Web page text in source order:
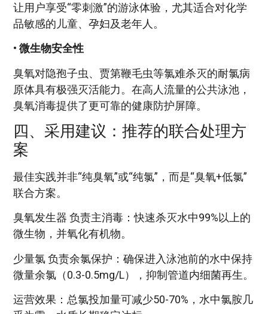
让用户享受“零刺激”的游泳体验，尤其适合对化学
品敏感的儿童、孕妇及老年人。
• 微生物安全性
臭氧对隐孢子虫、贾第鞭毛虫等氯难杀灭的耐氯病
原体具有极强灭活能力。在高人流量的公共泳池，
臭氧消毒提供了更可靠的健康防护屏障。
四、采用建议：推荐的联合处理方
案
最佳实践并非“纯臭氧”或“纯氯”，而是“臭氧+低氯”
联合方案。
臭氧发生器 负责主消毒：快速杀灭水中99%以上的
微生物，并氧化有机物。
少量氯 负责余氯保护：确保进入泳池前的水中保持
微量余氯（0.3-0.5mg/L），抑制管道内细菌再生。
运营效果：总氯投加量可减少50-70%，水中氯胺几